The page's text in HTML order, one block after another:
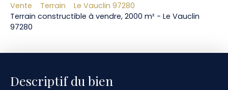
Vente Terrain
Le Vauclin 97280
Terrain constructible à vendre, 2000 m² - Le Vauclin
97280
Descriptif du bien